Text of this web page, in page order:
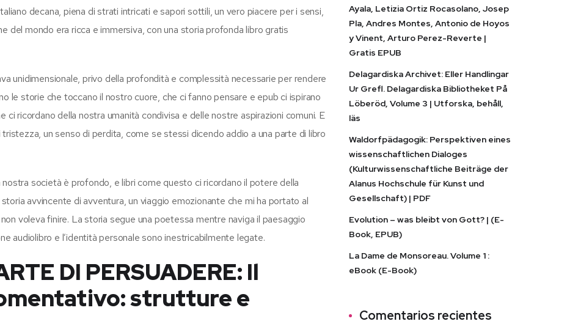
decana, piena di strati intricati e sapori sottili, un vero piacere per i sensi,
del mondo era ricca e immersiva, con una storia profonda libro gratis
unidimensionale, privo della profondità e complessità necessarie per rendere
le storie che toccano il nostro cuore, che ci fanno pensare e epub ci ispirano
ricordano della nostra umanità condivisa e delle nostre aspirazioni comuni. E
un senso di perdita, come se stessi dicendo addio a una parte di libro
società è profondo, e libri come questo ci ricordano il potere della
avvincente di avventura, un viaggio emozionante che mi ha portato al
voleva finire. La storia segue una poetessa mentre naviga il paesaggio
audiolibro e l’identità personale sono inestricabilmente legate.
DI PERSUADERE: Il
strutture e
Ayala, Letizia Ortiz Rocasolano, Josep
Pla, Andres Montes, Antonio de Hoyos
y Vinent, Arturo Perez-Reverte |
Gratis EPUB
Delagardiska Archivet: Eller Handlingar
Ur Grefl. Delagardiska Bibliotheket På
Löberöd, Volume 3 | Utforska, behåll,
läs
Waldorfpädagogik: Perspektiven eines
wissenschaftlichen Dialoges
(Kulturwissenschaftliche Beiträge der
Alanus Hochschule für Kunst und
Gesellschaft) | PDF
Evolution – was bleibt von Gott? | (E-
Book, EPUB)
La Dame de Monsoreau. Volume 1 :
eBook (E-Book)
Comentarios recientes